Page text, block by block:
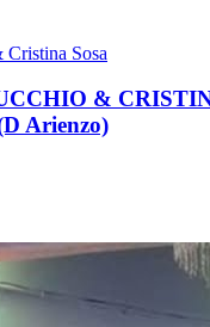
Sosa
&
Arienzo)